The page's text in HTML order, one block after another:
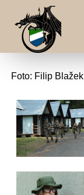
Foto: Filip Blažek